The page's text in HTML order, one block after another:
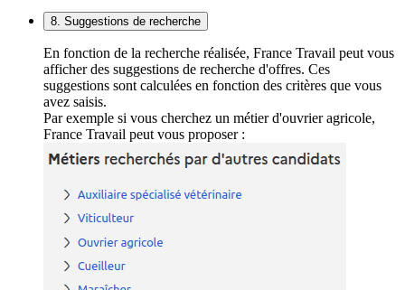
8. Suggestions de recherche
En fonction de la recherche réalisée, France Travail peut vous
afficher des suggestions de recherche d'offres. Ces
suggestions sont calculées en fonction des critères que vous
avez saisis.
Par exemple si vous cherchez un métier d'ouvrier agricole,
France Travail peut vous proposer :